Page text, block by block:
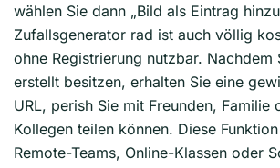
wählen Sie dann „Bild als Eintrag
Zufallsgenerator rad ist auch völlig
ohne Registrierung nutzbar. Nachdem
erstellt besitzen, erhalten Sie eine
URL, perish Sie mit Freunden, Familie
Kollegen teilen können. Diese
Remote-Teams, Online-Klassen oder